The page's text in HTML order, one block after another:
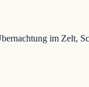
im Zelt,